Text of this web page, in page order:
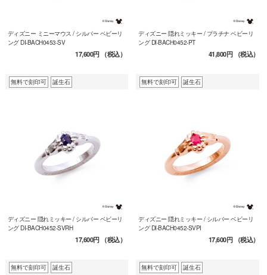
ディズニー ミニーマウス / シルバー ベビーリ
ング DI-BACH0453-SV
17,600円（税込）
ディズニー 隠れミッキー / プラチナ ベビーリ
ング DI-BACH0452-PT
41,800円（税込）
無料で刻印可 誕生石
ディズニー 隠れミッキー / シルバー ベビーリ
ング DI-BACH0452-SVRH
17,600円（税込）
無料で刻印可 誕生石
ディズニー 隠れミッキー / シルバー ベビーリ
ング DI-BACH0452-SVPI
17,600円（税込）
無料で刻印可 誕生石 無料で刻印可 誕生石